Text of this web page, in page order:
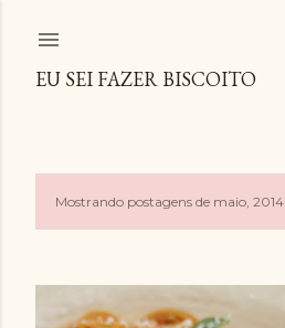
EU SEI FAZER BISCOITO
PMostrando postagens de maio, 2014